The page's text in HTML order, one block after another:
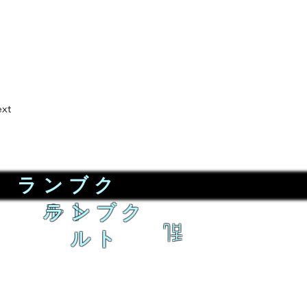
ランブク
ルト
ランブク
ルト
乱